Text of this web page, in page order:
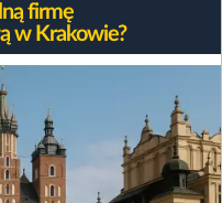
firmę
w Krakowie?